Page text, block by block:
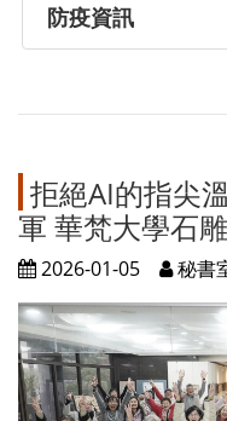
防疫資訊
拒絕AI的指尖
軍 華梵大學石
2026-01-05 秘書